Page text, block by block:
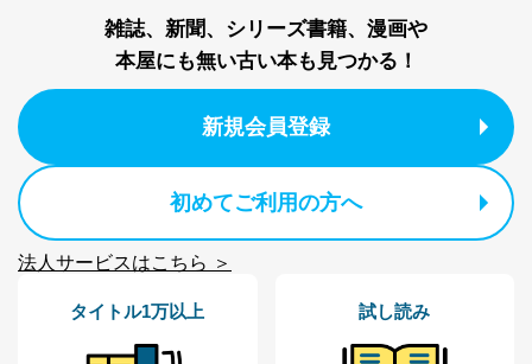
雑誌、新聞、シリーズ書籍、漫画や
本屋にも無い古い本も見つかる！
新規会員登録
初めてご利用の方へ
法人サービスはこちら ＞
タイトル1万以上 試し読み